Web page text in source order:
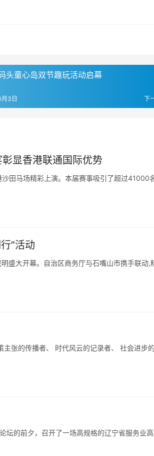
头童心岛双节趣玩活动启幕
下
3日
显香港联通国际优势
田马场精彩上演。本届赛事吸引了超过41000
”活动
盛大开幕。自治区商务厅与石嘴山市携手联动,
张的传播者、 时代风云的记录者、 社会进步
坛的前夕，召开了一场高规格的辽宁省服务业